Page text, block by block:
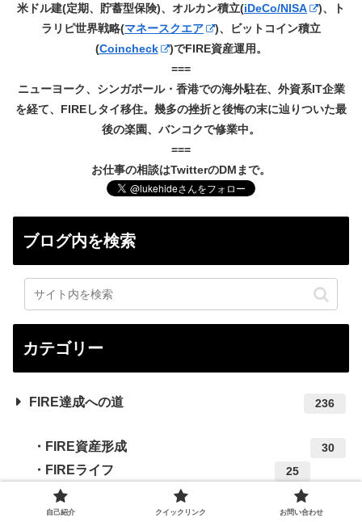
米ドル建(定期、貯蓄型保険)、オルカン積立(iDeCo/NISA
)、ト
ラリピ世界戦略(マネースクエア
)、ビットコイン積立
(Coincheck
)でFIRE資産運用。
===
ニューヨーク、シンガポール・香港での海外駐在、外資系IT企業
を経て、FIREしタイ移住。幾多の挫折と後悔の末に辿りついた最
後の楽園、バンコクで修業中。
===
お仕事の相談はTwitterのDMまで。
ブログ内を検索
カテゴリー
FIRE達成への道 236
FIRE資産形成 30
FIREライフ 25
AI副業で小遣い稼ぎ
自己紹介 クイックリンク お問い合わせ